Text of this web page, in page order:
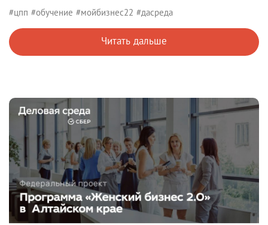
#цпп #обучение #мойбизнес22 #дасреда
Читать дальше